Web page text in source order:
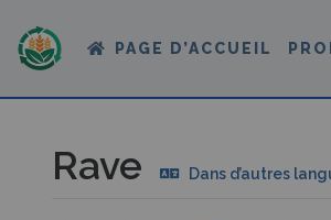
PAGE D’ACCUEIL
Rave Dans d’autres